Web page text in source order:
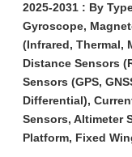
2025-2031 : By
Gyroscope,
(Infrared, Thermal,
Distance Sensors
Sensors (GPS,
Differential),
Sensors, Altimeter
Platform, Fixed